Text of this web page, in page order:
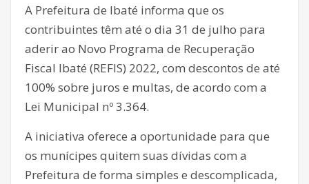
A Prefeitura de Ibaté informa que os
contribuintes têm até o dia 31 de julho para
aderir ao Novo Programa de Recuperação
Fiscal Ibaté (REFIS) 2022, com descontos de até
100% sobre juros e multas, de acordo com a
Lei Municipal nº 3.364.
A iniciativa oferece a oportunidade para que
os munícipes quitem suas dívidas com a
Prefeitura de forma simples e descomplicada,